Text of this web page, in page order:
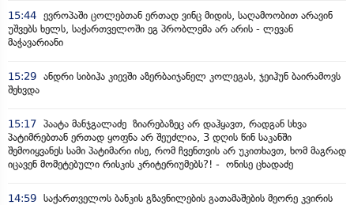
15:44 ევროპაში ცოლებთან ერთად ვინც მიდის, საღამოობით არავინ
უშვებს ხელს, საქართველოში ეგ პრობლემა არ არის - ლევან
მაჭავარიანი
15:29 ანდრი სიბიჰა კიევში აზერბაიჯანელ კოლეგას, ჯეიჰუნ ბაირამოვს
შეხვდა
15:17 პაატა მანჯგალაძე ზიარებაზეც არ დაჰყავთ, რადგან სხვა
პატიმრებთან ერთად ყოფნა არ შეუძლია, 3 დღის წინ საკანში
შემოიყვანეს სამი პატიმარი ისე, რომ ჩვენთვის არ უკითხავთ, ხომ მაგრად
იცავენ მომეტებული რისკის კრიტერიუმებს?! - ონისე ცხადაძე
14:59 საქართველოს ბანკის გზავნილების გათამაშების მეორე კვირის